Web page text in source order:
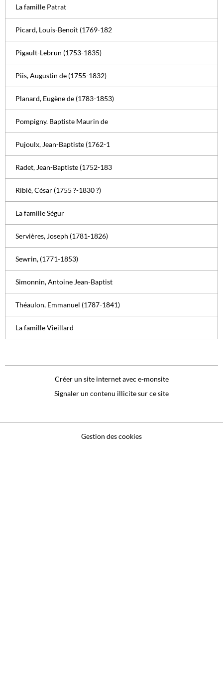
La famille Patrat
Picard, Louis-Benoît (1769-182
Pigault-Lebrun (1753-1835)
Piis, Augustin de (1755-1832)
Planard, Eugène de (1783-1853)
Pompigny. Baptiste Maurin de
Pujoulx, Jean-Baptiste (1762-1
Radet, Jean-Baptiste (1752-183
Ribié, César (1755 ?-1830 ?)
La famille Ségur
Servières, Joseph (1781-1826)
Sewrin, (1771-1853)
Simonnin, Antoine Jean-Baptist
Théaulon, Emmanuel (1787-1841)
La famille Vieillard
Créer un site internet avec e-monsite
Signaler un contenu illicite sur ce site
Gestion des cookies